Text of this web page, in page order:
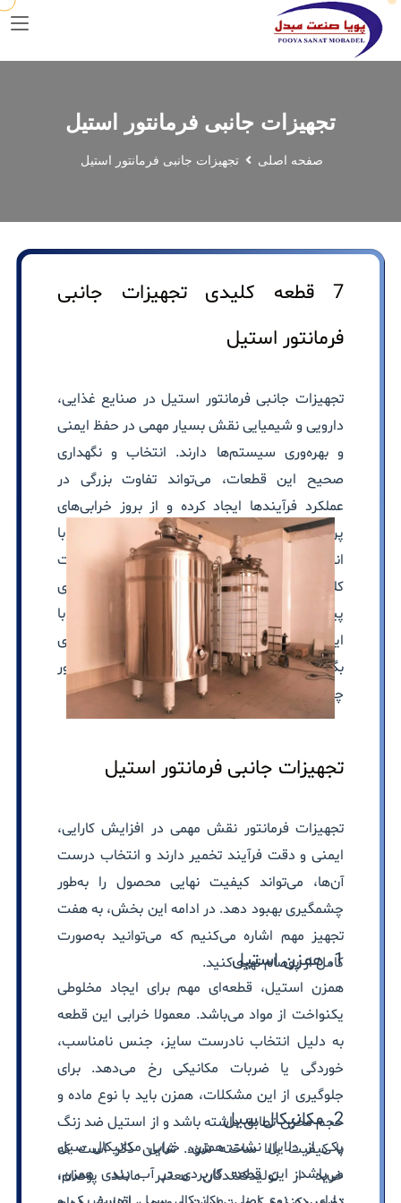
تجهیزات جانبی فرمانتور استیل
صفحه اصلی تجهیزات جانبی فرمانتور استیل
7 قطعه کلیدی تجهیزات جانبی
فرمانتور استیل
تجهیزات جانبی فرمانتور استیل در صنایع غذایی،
دارویی و شیمیایی نقش بسیار مهمی در حفظ ایمنی
و بهره‌وری سیستم‌ها دارند. انتخاب و نگهداری
صحیح این قطعات، می‌تواند تفاوت بزرگی در
عملکرد فرآیندها ایجاد کرده و از بروز خرابی‌های
پرهزینه جلوگیری کند. در ادامه این بخش، شما با
انواع مختلف تجهیزات فرمانتور استیل، نکات
کلیدی هنگام خرید، دلایل رایج خرابی‌ها و روش‌های
پیشگیری از آسیب آشنا خواهید شد؛ همچنین با
این اطلاعات، می‌توانید تصمیمات آگاهانه‌تری
بگیرید و عمر مفید تجهیزات خود را به طور
چشمگیری افزایش دهید.
تجهیزات جانبی فرمانتور استیل
تجهیزات فرمانتور نقش مهمی در افزایش کارایی،
ایمنی و دقت فرآیند تخمیر دارند و انتخاب درست
آن‌ها، می‌تواند کیفیت نهایی محصول را به‌طور
چشمگیری بهبود دهد. در ادامه این بخش، به هفت
تجهیز مهم اشاره می‌کنیم که می‌توانید به‌صورت
کامل از پوصام تهیه کنید.
1. همزن استیل
همزن استیل، قطعه‌ای مهم برای ایجاد مخلوطی
یکنواخت از مواد می‌باشد. معمولا خرابی این قطعه
به دلیل انتخاب نادرست سایز، جنس نامناسب،
خوردگی یا ضربات مکانیکی رخ می‌دهد. برای
جلوگیری از این مشکلات، همزن باید با نوع ماده و
حجم مخزن تطابق داشته باشد و از استیل ضد زنگ
با کیفیت بالا ساخته شود. شایان ذکر است که
خرید از تولیدکنندگان معتبر مانند پوصام،
2. مکانیکال سیل
یکی از دلایل نشت همزن، خرابی مکانیکال سیل‌
می‌باشد. این قطعه کاربردی در آب بندی همزن،